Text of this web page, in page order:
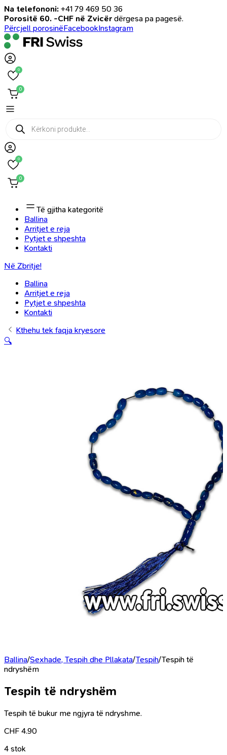
Na telefononi: +41 79 469 50 36
Porositë 60. -CHF në Zvicër dërgesa pa pagesë.
Përcjell porosinëFacebookInstagram
0
0
Products
search
0
0
Të gjitha kategoritë
Ballina
Arritjet e reja
Pytjet e shpeshta
Kontakti
Në Zbritje!
Ballina
Arritjet e reja
Pytjet e shpeshta
Kontakti
Kthehu tek faqja kryesore
🔍
Ballina/Sexhade, Tespih dhe Pllakata/Tespih/Tespih të
ndryshëm
Tespih të ndryshëm
Tespih të bukur me ngjyra të ndryshme.
CHF 4.90
4 stok